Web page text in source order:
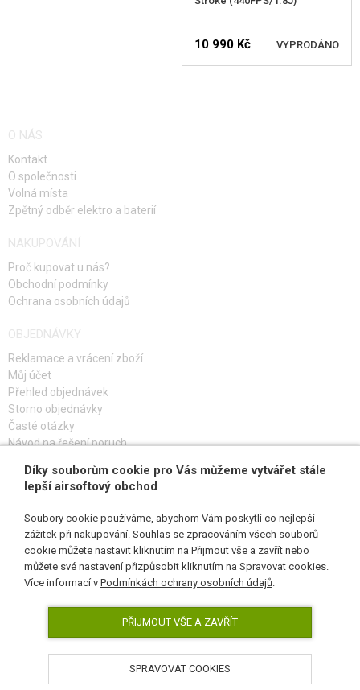
VNITŘNÍ DÍLY ZÁSOBNÍKŮ
PRO ODSTŘELOVACÍ PUŠKY
PRO PLYNOVÉ ZBRANĚ
SERVIS A ÚDRŽBA ZBRANÍ
SEBEOBRANA, VÝCVIK, NOŽE
TERČE, STŘELNICE
OUTDOOR A BUSHCRAFT
STAVEBNICE, MODELY
REKLAMNÍ PŘEDMĚTY
POŠKOZENÉ, POUŽITÉ ZBOŽÍ
NOVINKY
10 990 Kč VYPRODÁNO
O NÁS
Kontakt
O společnosti
Volná místa
Zpětný odběr elektro a baterií
NAKUPOVÁNÍ
Proč kupovat u nás?
Obchodní podmínky
Ochrana osobních údajů
OBJEDNÁVKY
Reklamace a vrácení zboží
Můj účet
Přehled objednávek
Storno objednávky
Časté otázky
Návod na řešení poruch
PŘIHLAŠ SE K ODBĚRU
SLEDUJ NÁS
AirsoftPro.cz © 2026
Díky souborům cookie pro Vás můžeme vytvářet stále
lepší airsoftový obchod
Soubory cookie používáme, abychom Vám poskytli co nejlepší
zážitek při nakupování. Souhlas se zpracováním všech souborů
cookie můžete nastavit kliknutím na Přijmout vše a zavřít nebo
můžete své nastavení přizpůsobit kliknutím na Spravovat cookies.
Více informací v Podmínkách ochrany osobních údajů.
PŘIJMOUT VŠE A ZAVŘÍT
SPRAVOVAT COOKIES